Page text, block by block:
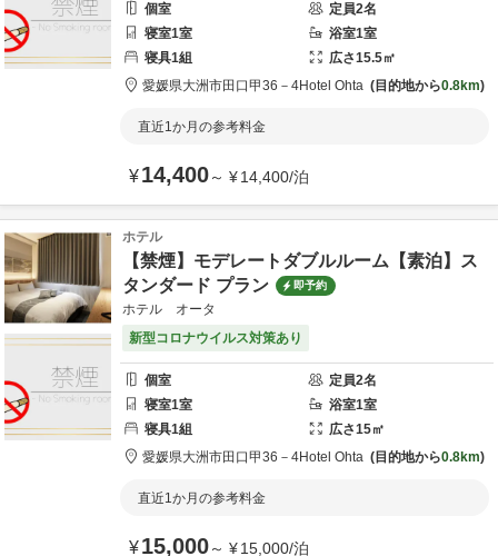
個室 定員2名
寝室1室 浴室1室
寝具1組 広さ15.5㎡
愛媛県大洲市田口甲36－4Hotel Ohta 目的地から0.8km
直近1か月の参考料金
¥14,400～ ¥14,400/泊
ホテル
【禁煙】モデレートダブルルーム【素泊】ス
タンダード プラン
即予約
ホテル オータ
新型コロナウイルス対策あり
個室 定員2名
寝室1室 浴室1室
寝具1組 広さ15㎡
愛媛県大洲市田口甲36－4Hotel Ohta 目的地から0.8km
直近1か月の参考料金
¥15,000～ ¥15,000/泊